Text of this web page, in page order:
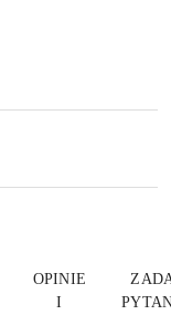
OPINIE
I